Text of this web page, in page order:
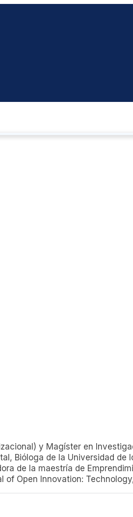
y Magíster en
Bióloga de la Universidad de
de la maestría de
Open Innovation: